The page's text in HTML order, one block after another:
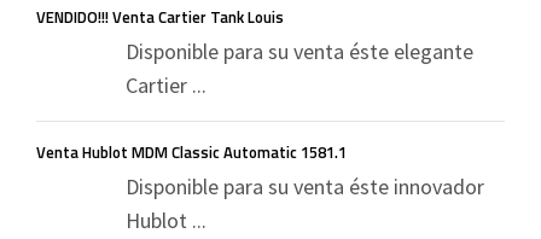
VENDIDO!!! Venta Cartier Tank Louis
Disponible para su venta éste elegante
Cartier ...
Venta Hublot MDM Classic Automatic 1581.1
Disponible para su venta éste innovador
Hublot ...